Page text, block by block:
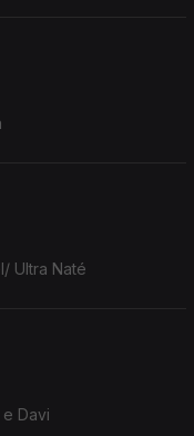
Ultra Naté
Davi